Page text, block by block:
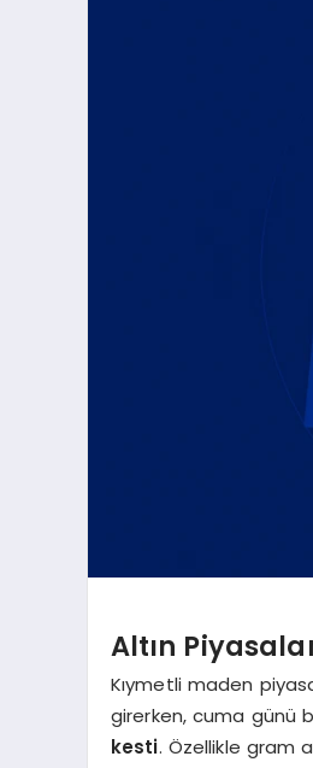
Altın
Kıymetli maden
girerken, cuma günü
kesti. Özellikle gram